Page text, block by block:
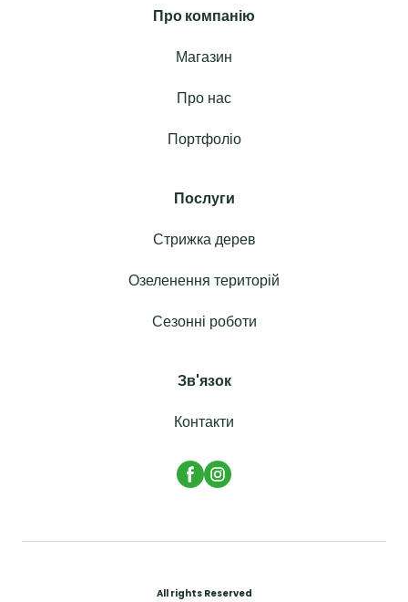
Про компанію
Магазин
Про нас
Портфоліо
Послуги
Стрижка дерев
Озеленення територій
Сезонні роботи
Зв'язок
Контакти
All rights Reserved